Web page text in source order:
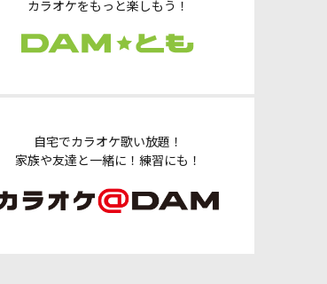
カラオケをもっと楽しもう！
自宅でカラオケ歌い放題！
家族や友達と一緒に！練習にも！